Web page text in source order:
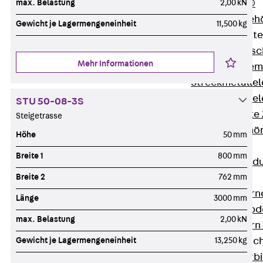
RAPIDOBAT®
Schalrohre
Zurück
Verbindung
Zurück
Querkraftdorn
max. Belastung 2,00 kN
Gewicht je Lagermengeneinheit 11,500 kg
Mehr Informationen
STU 50-08-3S
Steigetrasse
Höhe 50 mm
Breite 1 800 mm
Breite 2 762 mm
Länge 3000 mm
max. Belastung 2,00 kN
Gewicht je Lagermengeneinheit 13,250 kg